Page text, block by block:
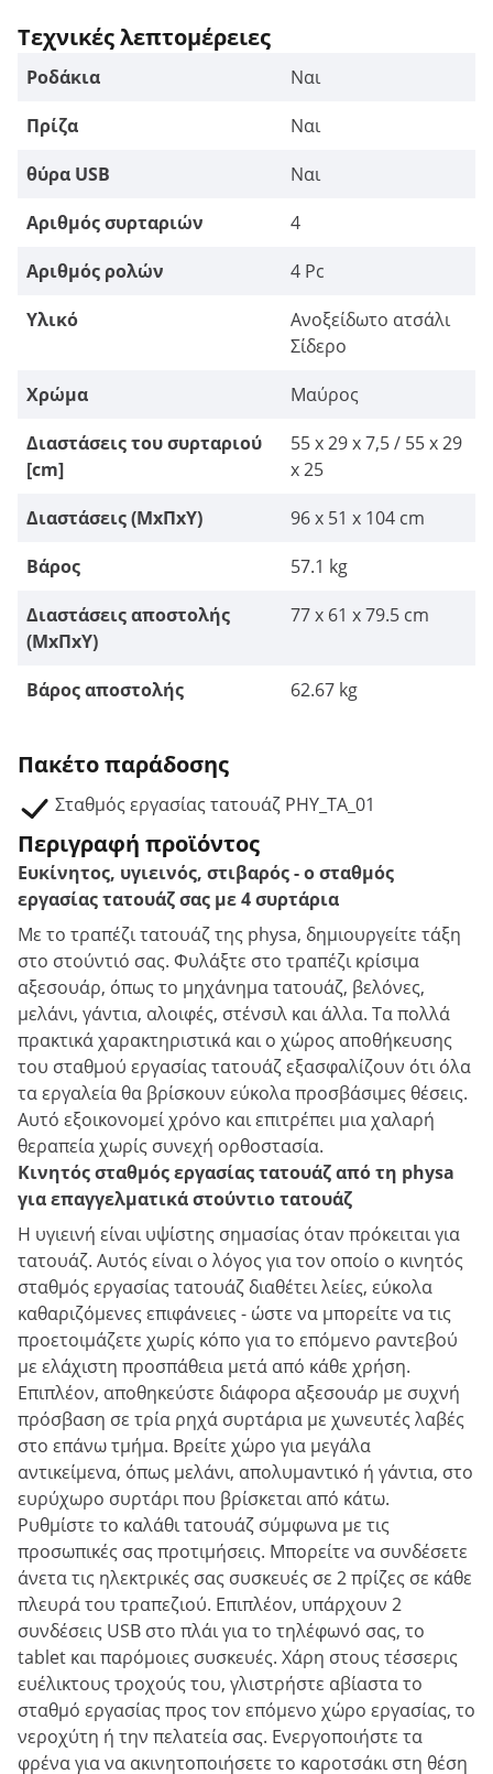
Τεχνικές λεπτομέρειες
Ροδάκια
Ναι
Πρίζα
Ναι
θύρα USB
Ναι
Αριθμός συρταριών
4
Αριθμός ρολών
4 Pc
Υλικό
Ανοξείδωτο ατσάλι
Σίδερο
Χρώμα
Μαύρος
Διαστάσεις του συρταριού
[cm]
55 x 29 x 7,5 / 55 x 29
x 25
Διαστάσεις (ΜxΠxΥ)
96 x 51 x 104 cm
Βάρος
57.1 kg
Διαστάσεις αποστολής
(ΜxΠxΥ)
77 x 61 x 79.5 cm
Βάρος αποστολής 62.67 kg
Πακέτο παράδοσης
Σταθμός εργασίας τατουάζ PHY_TA_01
Περιγραφή προϊόντος
Ευκίνητος, υγιεινός, στιβαρός - ο σταθμός
εργασίας τατουάζ σας με 4 συρτάρια
Με το τραπέζι τατουάζ της physa, δημιουργείτε τάξη
στο στούντιό σας. Φυλάξτε στο τραπέζι κρίσιμα
αξεσουάρ, όπως το μηχάνημα τατουάζ, βελόνες,
μελάνι, γάντια, αλοιφές, στένσιλ και άλλα. Τα πολλά
πρακτικά χαρακτηριστικά και ο χώρος αποθήκευσης
του σταθμού εργασίας τατουάζ εξασφαλίζουν ότι όλα
τα εργαλεία θα βρίσκουν εύκολα προσβάσιμες θέσεις.
Αυτό εξοικονομεί χρόνο και επιτρέπει μια χαλαρή
θεραπεία χωρίς συνεχή ορθοστασία.
Κινητός σταθμός εργασίας τατουάζ από τη physa
για επαγγελματικά στούντιο τατουάζ
Η υγιεινή είναι υψίστης σημασίας όταν πρόκειται για
τατουάζ. Αυτός είναι ο λόγος για τον οποίο ο κινητός
σταθμός εργασίας τατουάζ διαθέτει λείες, εύκολα
καθαριζόμενες επιφάνειες - ώστε να μπορείτε να τις
προετοιμάζετε χωρίς κόπο για το επόμενο ραντεβού
με ελάχιστη προσπάθεια μετά από κάθε χρήση.
Επιπλέον, αποθηκεύστε διάφορα αξεσουάρ με συχνή
πρόσβαση σε τρία ρηχά συρτάρια με χωνευτές λαβές
στο επάνω τμήμα. Βρείτε χώρο για μεγάλα
αντικείμενα, όπως μελάνι, απολυμαντικό ή γάντια, στο
ευρύχωρο συρτάρι που βρίσκεται από κάτω.
Ρυθμίστε το καλάθι τατουάζ σύμφωνα με τις
προσωπικές σας προτιμήσεις. Μπορείτε να συνδέσετε
άνετα τις ηλεκτρικές σας συσκευές σε 2 πρίζες σε κάθε
πλευρά του τραπεζιού. Επιπλέον, υπάρχουν 2
συνδέσεις USB στο πλάι για το τηλέφωνό σας, το
tablet και παρόμοιες συσκευές. Χάρη στους τέσσερις
ευέλικτους τροχούς του, γλιστρήστε αβίαστα το
σταθμό εργασίας προς τον επόμενο χώρο εργασίας, το
νεροχύτη ή την πελατεία σας. Ενεργοποιήστε τα
φρένα για να ακινητοποιήσετε το καροτσάκι στη θέση